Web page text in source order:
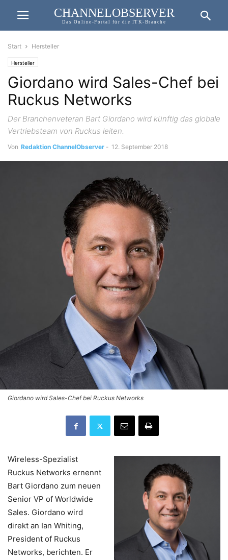
CHANNELOBSERVER
Das Online-Portal für die ITK-Branche
Start Hersteller
Hersteller
Giordano wird Sales-Chef bei
Ruckus Networks
Der Branchenveteran Bart Giordano wird künftig das globale
Vertriebsteam von Ruckus leiten.
Von Redaktion ChannelObserver - 12. September 2018
Giordano wird Sales-Chef bei Ruckus Networks
Wireless-Spezialist
Ruckus Networks ernennt
Bart Giordano zum neuen
Senior VP of Worldwide
Sales. Giordano wird
direkt an Ian Whiting,
President of Ruckus
Networks, berichten. Er